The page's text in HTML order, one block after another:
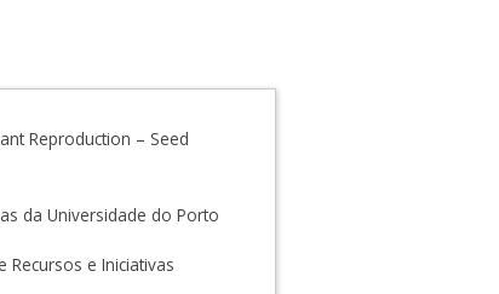
Reproduction – Seed
da Universidade do Porto
Recursos e Iniciativas